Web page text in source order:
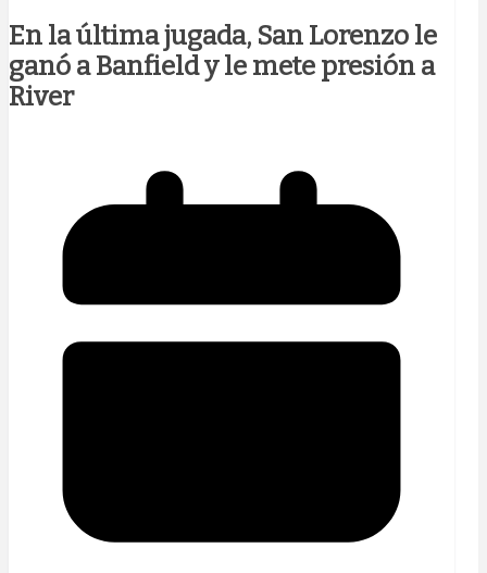
En la última jugada, San Lorenzo le
ganó a Banfield y le mete presión a
River